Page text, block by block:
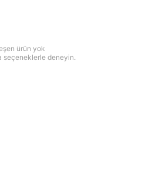
ürün yok
seçeneklerle deneyin.